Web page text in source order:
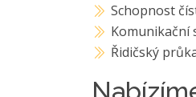
Schopnost
Komunikační
Řidičský